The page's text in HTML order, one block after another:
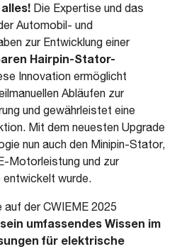
Die Expertise und das
Automobil- und
zur Entwicklung einer
Hairpin-Stator-
Innovation ermöglicht
Abläufen zur
und gewährleistet eine
Mit dem neuesten Upgrade
nun auch den Minipin-Stator,
Motorleistung und zur
entwickelt wurde.
der CWIEME 2025
umfassendes Wissen im
für elektrische